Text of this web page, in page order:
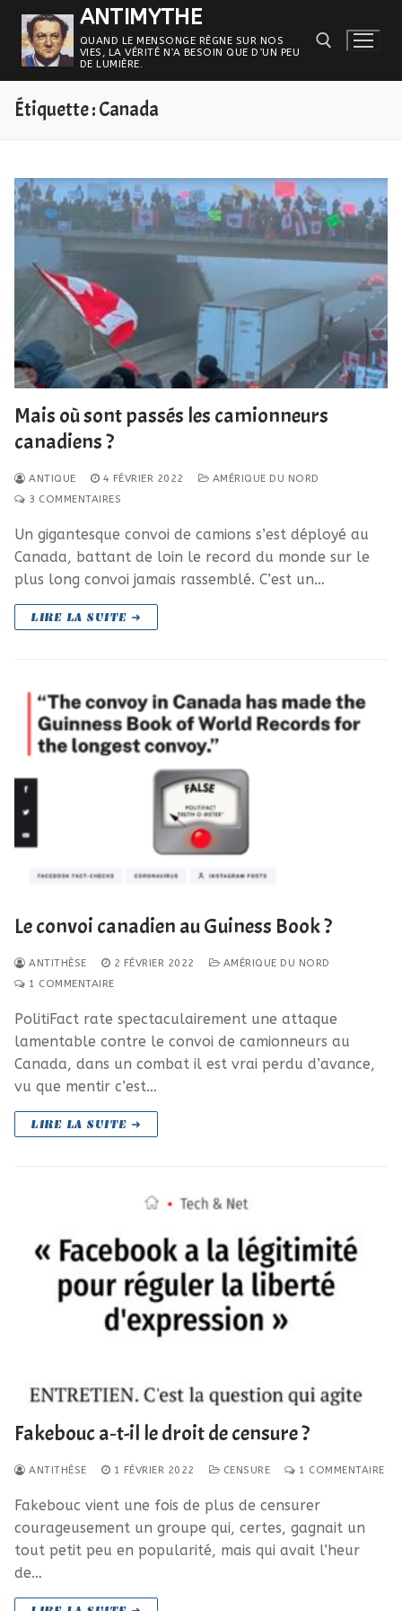
Aller
contenu
ANTIMYTHE
QUAND LE MENSONGE RÈGNE SUR NOS
VIES, LA VÉRITÉ N’A BESOIN QUE D’UN PEU
DE LUMIÈRE.
Étiquette :Canada
Mais où sont passés les camionneurs
canadiens ?
ANTIQUE 4 FÉVRIER 2022
AMÉRIQUE DU NORD
3 COMMENTAIRES
Un gigantesque convoi de camions s’est déployé au
Canada, battant de loin le record du monde sur le
plus long convoi jamais rassemblé. C’est un…
LIRE LA SUITE ➜
Le convoi canadien au Guiness Book ?
ANTITHÈSE 2 FÉVRIER 2022
AMÉRIQUE DU NORD
1 COMMENTAIRE
PolitiFact rate spectaculairement une attaque
lamentable contre le convoi de camionneurs au
Canada, dans un combat il est vrai perdu d’avance,
vu que mentir c’est…
LIRE LA SUITE ➜
Fakebouc a‑t-il le droit de censure ?
ANTITHÈSE 1 FÉVRIER 2022 CENSURE 1 COMMENTAIRE
Fakebouc vient une fois de plus de censurer
courageusement un groupe qui, certes, gagnait un
tout petit peu en popularité, mais qui avait l’heur
de…